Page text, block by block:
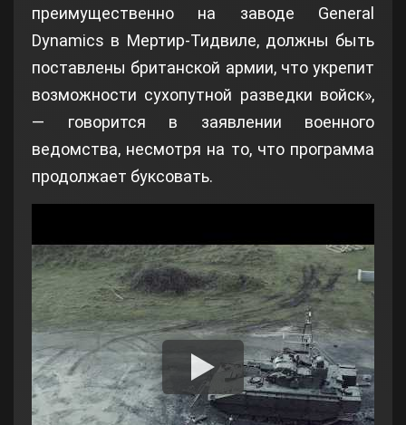
преимущественно на заводе General
Dynamics в Мертир-Тидвиле, должны быть
поставлены британской армии, что укрепит
возможности сухопутной разведки войск»,
— говорится в заявлении военного
ведомства, несмотря на то, что программа
продолжает буксовать.